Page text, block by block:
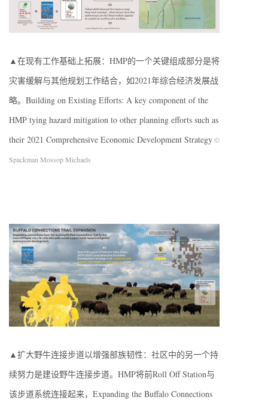
▲在现有工作基础上拓展：HMP的一个关键组成部分是将
灾害缓解与其他规划工作结合，如2021年综合经济发展战
略。Building on Existing Efforts: A key component of the
HMP tying hazard mitigation to other planning efforts such as
their 2021 Comprehensive Economic Development Strategy©
Spackman Mossop Michaels
▲扩大野牛连接步道以增强部族韧性：社区中的另一个持
续努力是建设野牛连接步道。HMP将前Roll Off Station与
该步道系统连接起来，Expanding the Buffalo Connections